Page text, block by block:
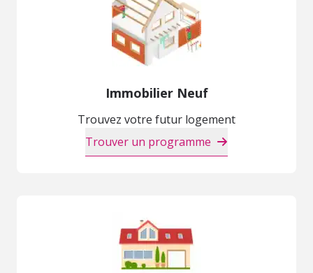
Immobilier Neuf
Trouvez votre futur logement
Trouver un programme